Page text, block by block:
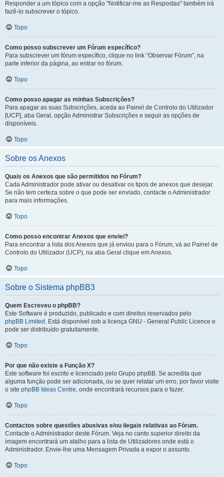
Responder a um tópico com a opção "Notificar-me as Respostas" também irá
fazê-lo subscrever o tópico.
Topo
Como posso subscrever um Fórum específico?
Para subscrever um fórum específico, clique no link “Observar Fórum”, na
parte inferior da página, ao entrar no fórum.
Topo
Como posso apagar as minhas Subscrições?
Para apagar as suas Subscrições, aceda ao Painel de Controlo do Utilizador
[UCP], aba Geral, opção Administrar Subscrições e seguir as opções de
disponíveis.
Topo
Sobre os Anexos
Quais os Anexos que são permitidos no Fórum?
Cada Administrador pode ativar ou desativar os tipos de anexos que desejar.
Se não tem certeza sobre o que pode ser enviado, contacte o Administrador
para mais informações.
Topo
Como posso encontrar Anexos que enviei?
Para encontrar a lista dos Anexos que já enviou para o Fórum, vá ao Painel de
Controlo do Utilizador (UCP), na aba Geral clique em Anexos.
Topo
Sobre o Sistema phpBB3
Quem Escreveu o phpBB?
Este Software é produzido, publicado e com direitos reservados pelo
phpBB Limited . Está disponível sob a licença GNU - General Public Licence e
pode ser distribuído gratuitamente.
Topo
Por que não existe a Função X?
Este software foi escrito e licenciado pelo Grupo phpBB. Se acredita que
alguma função pode ser adicionada, ou se quer relatar um erro, por favor visite
o site phpBB Ideas Centre, onde encontrará recursos para o fazer.
Topo
Contactos sobre questões abusivas e/ou ilegais relativas ao Fórum.
Contacte o Administrador deste Fórum. Veja no canto superior direito da
imagem encontrará um atalho para a lista de Utilizadores onde está o
Administrador. Envie-lhe uma Mensagem Privada a expor o assunto.
Topo